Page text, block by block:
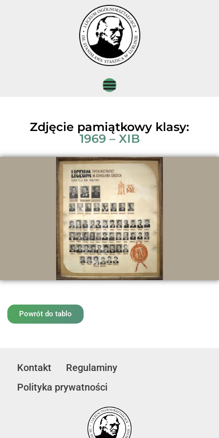
Zdjęcie pamiątkowy klasy:
1969 – XIB
Powrót do tablo
Kontakt
Regulaminy
Polityka prywatności